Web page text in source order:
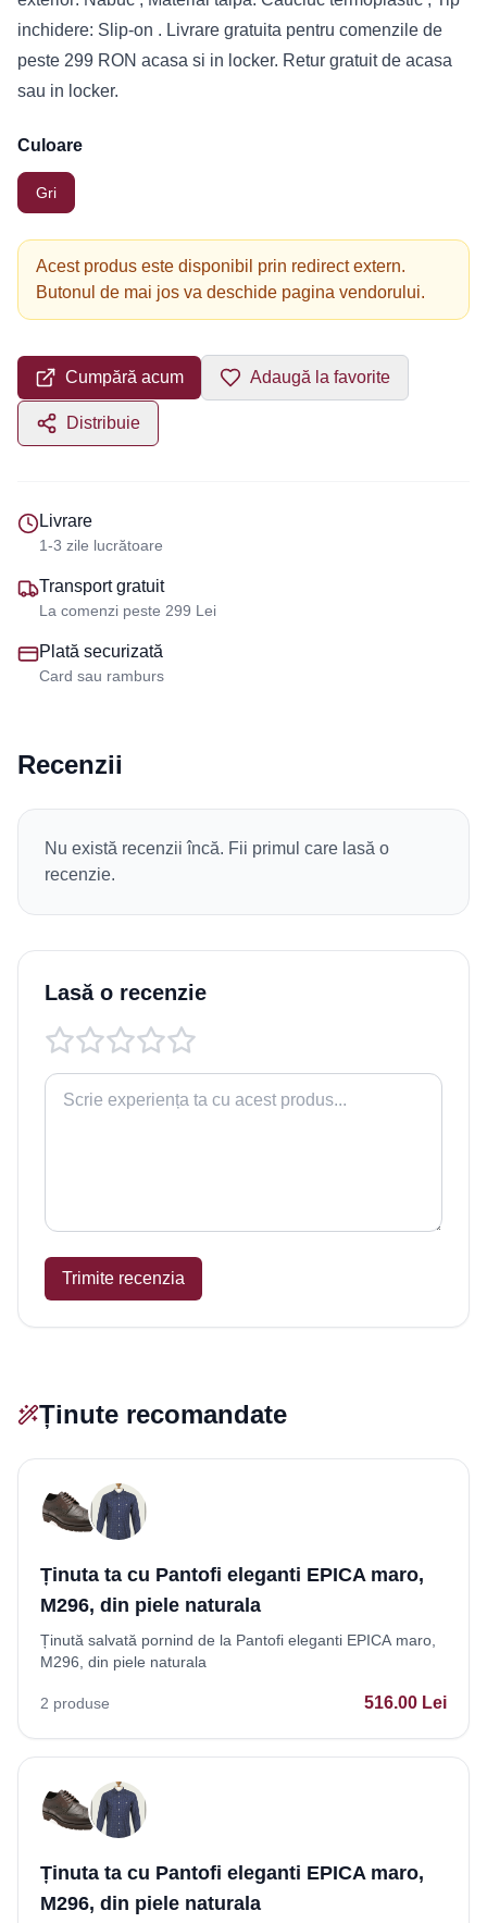
inchidere: Slip-on . Livrare gratuita pentru comenzile de
peste 299 RON acasa si in locker. Retur gratuit de acasa
sau in locker.
Culoare
Gri
Acest produs este disponibil prin redirect extern.
Butonul de mai jos va deschide pagina vendorului.
Cumpără acum Adaugă la favorite
Distribuie
Livrare
1-3 zile lucrătoare
Transport gratuit
La comenzi peste 299 Lei
Plată securizată
Card sau ramburs
Recenzii
Nu există recenzii încă. Fii primul care lasă o
recenzie.
Lasă o recenzie
Trimite recenzia
Ținute recomandate
Ținuta ta cu Pantofi eleganti EPICA maro,
M296, din piele naturala
Ținută salvată pornind de la Pantofi eleganti EPICA maro,
M296, din piele naturala
2 produse 516.00 Lei
Ținuta ta cu Pantofi eleganti EPICA maro,
M296, din piele naturala